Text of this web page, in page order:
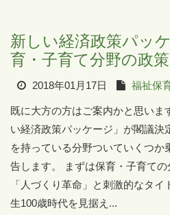
新しい経済政策パッ
育・子育て分野の政
2018年01月17日 福祉保
既に大方の方はご案内かと思いま
い経済政策パッケージ」が閣議決
を持っている分野ついていくつか
告します。 まずは保育・子育ての
「人づくり革命」と刺激的なタ
生100歳時代を見据え...